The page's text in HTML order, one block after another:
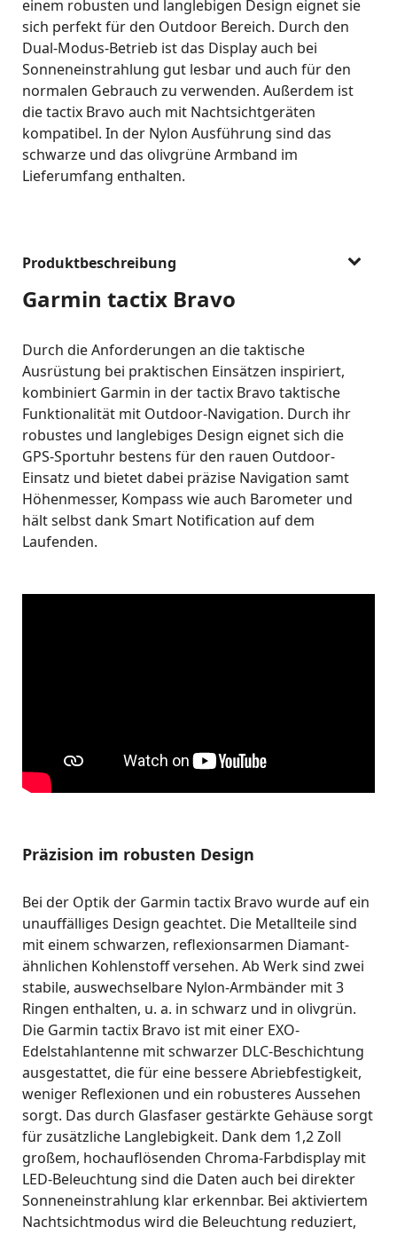
einem robusten und langlebigen Design eignet sie
sich perfekt für den Outdoor Bereich. Durch den
Dual-Modus-Betrieb ist das Display auch bei
Sonneneinstrahlung gut lesbar und auch für den
normalen Gebrauch zu verwenden. Außerdem ist
die tactix Bravo auch mit Nachtsichtgeräten
kompatibel. In der Nylon Ausführung sind das
schwarze und das olivgrüne Armband im
Lieferumfang enthalten.
Produktbeschreibung
Garmin tactix Bravo
Durch die Anforderungen an die taktische
Ausrüstung bei praktischen Einsätzen inspiriert,
kombiniert Garmin in der tactix Bravo taktische
Funktionalität mit Outdoor-Navigation. Durch ihr
robustes und langlebiges Design eignet sich die
GPS-Sportuhr bestens für den rauen Outdoor-
Einsatz und bietet dabei präzise Navigation samt
Höhenmesser, Kompass wie auch Barometer und
hält selbst dank Smart Notification auf dem
Laufenden.
Präzision im robusten Design
Bei der Optik der Garmin tactix Bravo wurde auf ein
unauffälliges Design geachtet. Die Metallteile sind
mit einem schwarzen, reflexionsarmen Diamant-
ähnlichen Kohlenstoff versehen. Ab Werk sind zwei
stabile, auswechselbare Nylon-Armbänder mit 3
Ringen enthalten, u. a. in schwarz und in olivgrün.
Die Garmin tactix Bravo ist mit einer EXO-
Edelstahlantenne mit schwarzer DLC-Beschichtung
ausgestattet, die für eine bessere Abriebfestigkeit,
weniger Reflexionen und ein robusteres Aussehen
sorgt. Das durch Glasfaser gestärkte Gehäuse sorgt
für zusätzliche Langlebigkeit. Dank dem 1,2 Zoll
großem, hochauflösenden Chroma-Farbdisplay mit
LED-Beleuchtung sind die Daten auch bei direkter
Sonneneinstrahlung klar erkennbar. Bei aktiviertem
Nachtsichtmodus wird die Beleuchtung reduziert,